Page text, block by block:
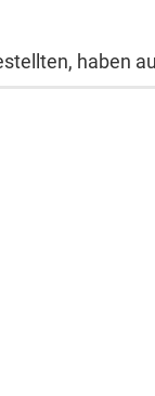
haben